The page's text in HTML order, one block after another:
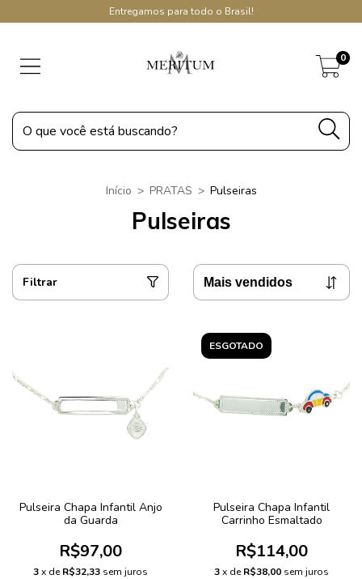
Entregamos para todo o Brasil!
0
Início > PRATAS > Pulseiras
Pulseiras
Filtrar
Pulseira Chapa Infantil Anjo
da Guarda
R$97,00
3x deR$32,33 sem juros
ESGOTADO
Pulseira Chapa Infantil
Carrinho Esmaltado
R$114,00
3x deR$38,00 sem juros